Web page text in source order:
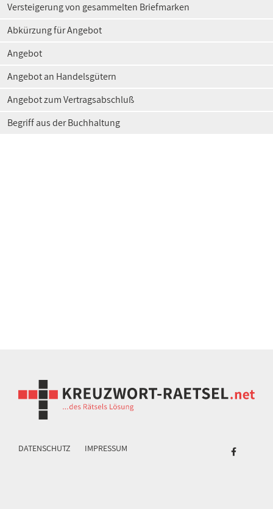
Versteigerung von gesammelten Briefmarken
Abkürzung für Angebot
Angebot
Angebot an Handelsgütern
Angebot zum Vertragsabschluß
Begriff aus der Buchhaltung
DATENSCHUTZ IMPRESSUM